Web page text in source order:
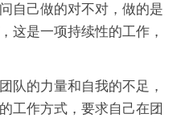
自己做的对不对，做的是
这是一项持续性的工作，
队的力量和自我的不足，
工作方式，要求自己在团